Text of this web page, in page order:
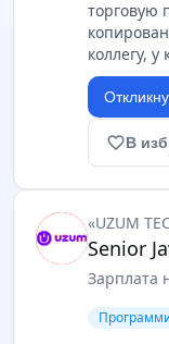
торговую
коллегу, у
favorite_borderВ
«UZUM
Senior
Зарплата